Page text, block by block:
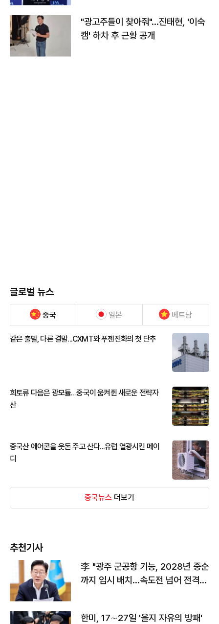
"광고주들이 찾아줘"…진태현, '이숙
캠' 하차 후 근황 공개
글로벌 뉴스
중국 일본 베트남
같은 출발, 다른 결말...CXMT와 푸젠진화의 첫 단추
희토류 다음은 광모듈…중국이 움켜쥔 새로운 전략자
산
중국산 에어콘을 웃돈 주고 산다...유럽 열광시킨 메이
디
중국뉴스 더보기
추천기사
李 "광주 군공항 기능, 2028년 중순
까지 임시 배치…속도전 넘어 전격
한미, 17∼27일 '을지 자유의 방패'